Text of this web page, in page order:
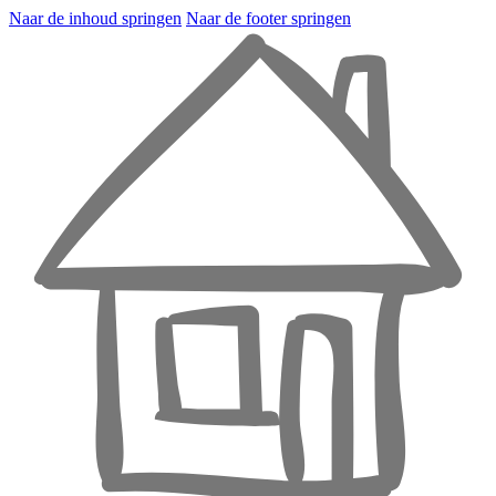
Naar de inhoud springen Naar de footer springen